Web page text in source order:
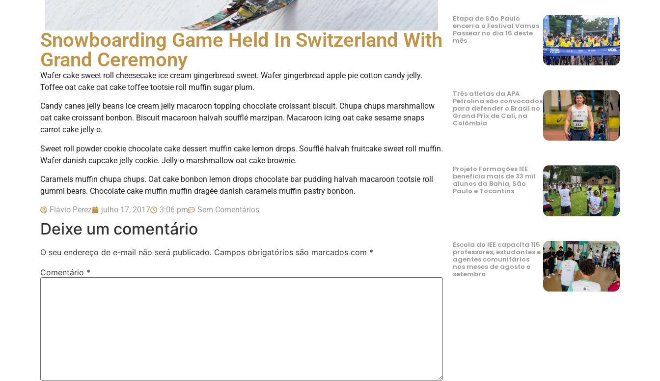
Snowboarding Game Held In Switzerland With
Grand Ceremony
Wafer cake sweet roll cheesecake ice cream gingerbread sweet. Wafer gingerbread apple pie cotton candy jelly.
Toffee oat cake oat cake toffee tootsie roll muffin sugar plum.
Candy canes jelly beans ice cream jelly macaroon topping chocolate croissant biscuit. Chupa chups marshmallow
oat cake croissant bonbon. Biscuit macaroon halvah soufflé marzipan. Macaroon icing oat cake sesame snaps
carrot cake jelly-o.
Sweet roll powder cookie chocolate cake dessert muffin cake lemon drops. Soufflé halvah fruitcake sweet roll muffin.
Wafer danish cupcake jelly cookie. Jelly-o marshmallow oat cake brownie.
Caramels muffin chupa chups. Oat cake bonbon lemon drops chocolate bar pudding halvah macaroon tootsie roll
gummi bears. Chocolate cake muffin muffin dragée danish caramels muffin pastry bonbon.
Flávio Perez julho 17, 2017 3:06 pm Sem Comentários
Deixe um comentário
O seu endereço de e-mail não será publicado. Campos obrigatórios são marcados com *
Comentário *
Etapa de São Paulo
encerra o Festival Vamos
Passear no dia 16 deste
mês
Três atletas da APA
Petrolina são convocados
para defender o Brasil no
Grand Prix de Cali, na
Colômbia
Projeto Formações IEE
beneficia mais de 33 mil
alunos da Bahia, São
Paulo e Tocantins
Escola do IEE capacita 115
professores, estudantes e
agentes comunitários
nos meses de agosto e
setembro